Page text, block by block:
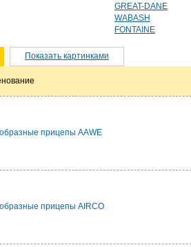
GREAT-DANE
WABASH
FONTAINE
Показать картинками
прицепы AAWE
прицепы AIRCO